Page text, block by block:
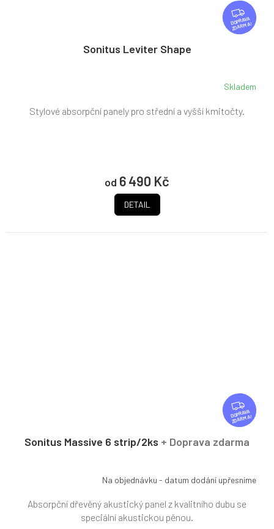
Z
D
A
ZDARMA
Sonitus Leviter Shape
Skladem
od 6 490 Kč
DETAIL
Stylové absorpční panely pro střední a vyšší kmitočty.
Z
D
A
ZDARMA
Sonitus Massive 6 strip/2ks + Doprava zdarma
Na objednávku - datum dodání upřesníme
Absorpční dřevěný akustický panel z kvalitního dubu se
speciální akustickou pěnou.